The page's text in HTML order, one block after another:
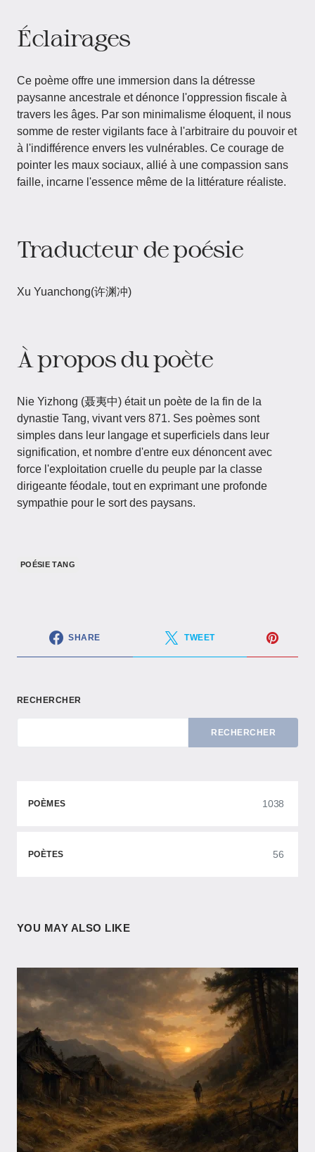
Éclairages
Ce poème offre une immersion dans la détresse
paysanne ancestrale et dénonce l'oppression fiscale à
travers les âges. Par son minimalisme éloquent, il nous
somme de rester vigilants face à l'arbitraire du pouvoir et
à l'indifférence envers les vulnérables. Ce courage de
pointer les maux sociaux, allié à une compassion sans
faille, incarne l'essence même de la littérature réaliste.
Traducteur de poésie
Xu Yuanchong(许渊冲)
À propos du poète
Nie Yizhong (聂夷中) était un poète de la fin de la
dynastie Tang, vivant vers 871. Ses poèmes sont
simples dans leur langage et superficiels dans leur
signification, et nombre d'entre eux dénoncent avec
force l'exploitation cruelle du peuple par la classe
dirigeante féodale, tout en exprimant une profonde
sympathie pour le sort des paysans.
POÉSIE TANG
SHARE TWEET
RECHERCHER
RECHERCHER
POÈMES 1038
POÈTES 56
YOU MAY ALSO LIKE